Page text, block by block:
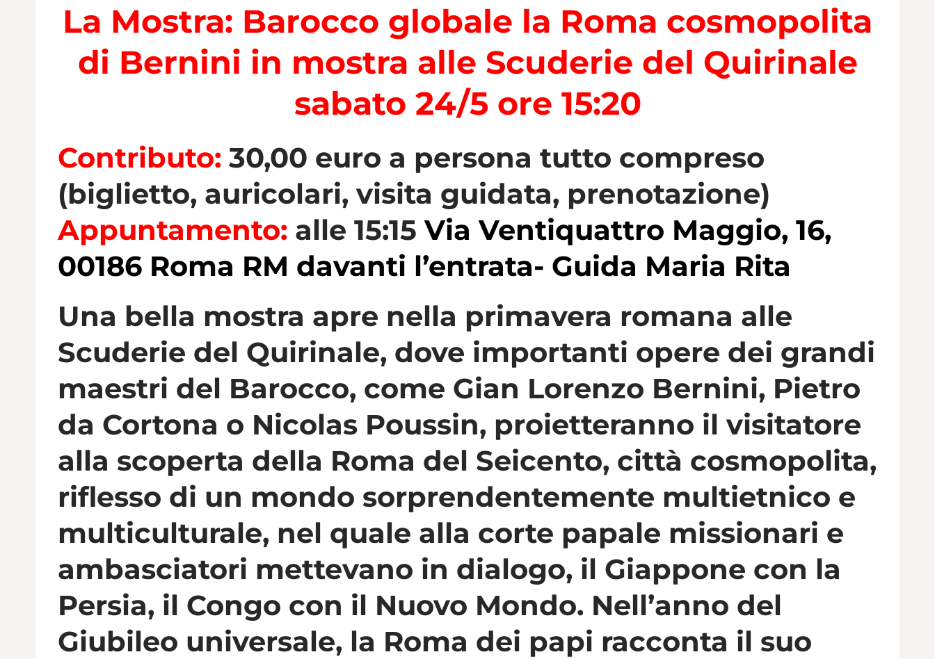
La Mostra: Barocco globale la Roma cosmopolita
di Bernini in mostra alle Scuderie del Quirinale
sabato 24/5 ore 15:20
Contributo: 30,00 euro a persona tutto compreso
(biglietto, auricolari, visita guidata, prenotazione)
Appuntamento: alle 15:15Via Ventiquattro Maggio, 16,
00186 Roma RM davanti l’entrata- Guida Maria Rita
Una bella mostra apre nella primavera romana alle
Scuderie del Quirinale, dove importanti opere dei grandi
maestri del Barocco, come Gian Lorenzo Bernini, Pietro
da Cortona o Nicolas Poussin, proietteranno il visitatore
alla scoperta della Roma del Seicento, città cosmopolita,
riflesso di un mondo sorprendentemente multietnico e
multiculturale, nel quale alla corte papale missionari e
ambasciatori mettevano in dialogo, il Giappone con la
Persia, il Congo con il Nuovo Mondo. Nell’anno del
Giubileo universale, la Roma dei papi racconta il suo